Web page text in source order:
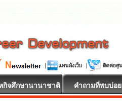
กิจศึกษานานาชาติ คำถามที่พบบ่อย